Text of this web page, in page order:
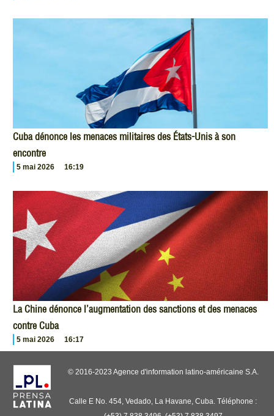
Cuba dénonce les menaces militaires des États-Unis à son
encontre
5 mai 2026 16:19
La Chine dénonce l’augmentation des sanctions et des menaces
contre Cuba
5 mai 2026 16:17
© 2016-2023 Agence d'information latino-américaine S.A.
Calle E No. 454, Vedado, La Havane, Cuba. Téléphone :